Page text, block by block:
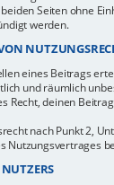
Seiten ohne
werden.
eines Beitrags
und räumlich
Recht, deinen
nach Punkt 2,
Nutzungsvertrages